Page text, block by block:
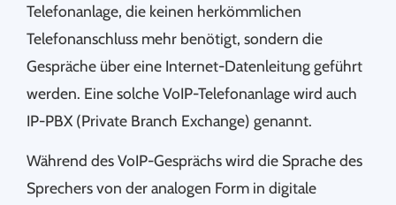
Telefonanlage, die keinen herkömmlichen
Telefonanschluss mehr benötigt, sondern die
Gespräche über eine Internet-Datenleitung geführt
werden. Eine solche VoIP-Telefonanlage wird auch
IP-PBX (Private Branch Exchange) genannt.
Während des VoIP-Gesprächs wird die Sprache des
Sprechers von der analogen Form in digitale